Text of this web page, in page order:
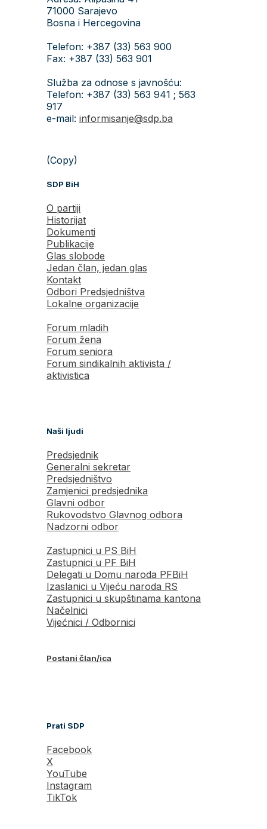
71000 Sarajevo
Bosna i Hercegovina
Telefon: +387 (33) 563 900
Fax: +387 (33) 563 901
Služba za odnose s javnošću:
Telefon: +387 (33) 563 941 ; 563
917
e-mail: informisanje@sdp.ba
(Copy)
SDP BiH
O partiji
Historijat
Dokumenti
Publikacije
Glas slobode
Jedan član, jedan glas
Kontakt
Odbori Predsjedništva
Lokalne organizacije
Forum mladih
Forum žena
Forum seniora
Forum sindikalnih aktivista /
aktivistica
Naši ljudi
Predsjednik
Generalni sekretar
Predsjedništvo
Zamjenici predsjednika
Glavni odbor
Rukovodstvo Glavnog odbora
Nadzorni odbor
Zastupnici u PS BiH
Zastupnici u PF BiH
Delegati u Domu naroda PFBiH
Izaslanici u Vijeću naroda RS
Zastupnici u skupštinama kantona
Načelnici
Vijećnici / Odbornici
Postani član/ica
Prati SDP
Facebook
X
YouTube
Instagram
TikTok